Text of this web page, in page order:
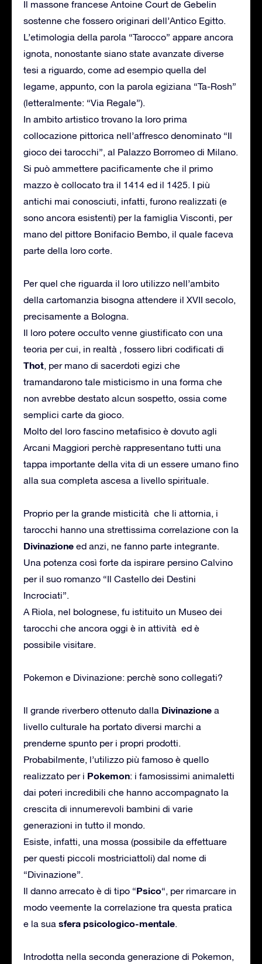
Il massone francese Antoine Court de Gebelin
sostenne che fossero originari dell’Antico Egitto.
L’etimologia della parola “Tarocco” appare ancora
ignota, nonostante siano state avanzate diverse
tesi a riguardo, come ad esempio quella del
legame, appunto, con la parola egiziana “Ta-Rosh”
(letteralmente: “Via Regale”).
In ambito artistico trovano la loro prima
collocazione pittorica nell’affresco denominato “Il
gioco dei tarocchi”, al Palazzo Borromeo di Milano.
Si può ammettere pacificamente che il primo
mazzo è collocato tra il 1414 ed il 1425. I più
antichi mai conosciuti, infatti, furono realizzati (e
sono ancora esistenti) per la famiglia Visconti, per
mano del pittore Bonifacio Bembo, il quale faceva
parte della loro corte.
Per quel che riguarda il loro utilizzo nell’ambito
della cartomanzia bisogna attendere il XVII secolo,
precisamente a Bologna.
Il loro potere occulto venne giustificato con una
teoria per cui, in realtà , fossero libri codificati di
Thot, per mano di sacerdoti egizi che
tramandarono tale misticismo in una forma che
non avrebbe destato alcun sospetto, ossia come
semplici carte da gioco.
Molto del loro fascino metafisico è dovuto agli
Arcani Maggiori perchè rappresentano tutti una
tappa importante della vita di un essere umano fino
alla sua completa ascesa a livello spirituale.
Proprio per la grande misticità che li attornia, i
tarocchi hanno una strettissima correlazione con la
Divinazione ed anzi, ne fanno parte integrante.
Una potenza così forte da ispirare persino Calvino
per il suo romanzo “Il Castello dei Destini
Incrociati”.
A Riola, nel bolognese, fu istituito un Museo dei
tarocchi che ancora oggi è in attività ed è
possibile visitare.
Pokemon e Divinazione: perchè sono collegati?
Il grande riverbero ottenuto dalla Divinazione a
livello culturale ha portato diversi marchi a
prenderne spunto per i propri prodotti.
Probabilmente, l’utilizzo più famoso è quello
realizzato per i Pokemon: i famosissimi animaletti
dai poteri incredibili che hanno accompagnato la
crescita di innumerevoli bambini di varie
generazioni in tutto il mondo.
Esiste, infatti, una mossa (possibile da effettuare
per questi piccoli mostriciattoli) dal nome di
“Divinazione”.
Il danno arrecato è di tipo “Psico“, per rimarcare in
modo veemente la correlazione tra questa pratica
e la sua sfera psicologico-mentale.
Introdotta nella seconda generazione di Pokemon,